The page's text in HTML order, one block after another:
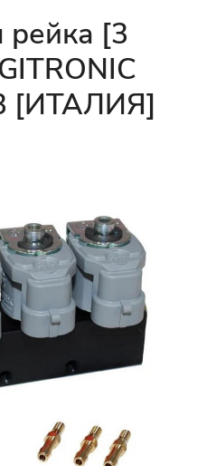
[3
[ИТАЛИЯ]